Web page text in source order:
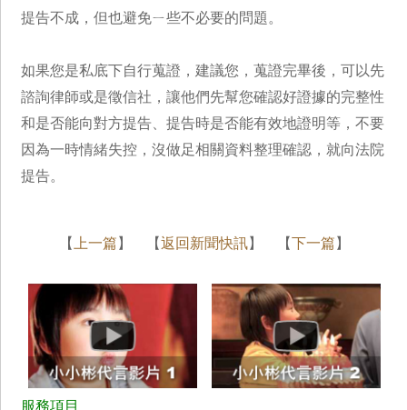
提告不成，但也避免ㄧ些不必要的問題。
如果您是私底下自行蒐證，建議您，蒐證完畢後，可以先
諮詢律師或是徵信社，讓他們先幫您確認好證據的完整性
和是否能向對方提告、提告時是否能有效地證明等，不要
因為一時情緒失控，沒做足相關資料整理確認，就向法院
提告。
【 上一篇 】 【返回新聞快訊】 【下一篇 】